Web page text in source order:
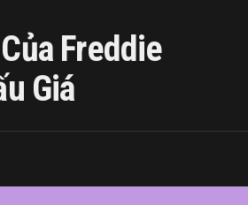
Freddie
Giá